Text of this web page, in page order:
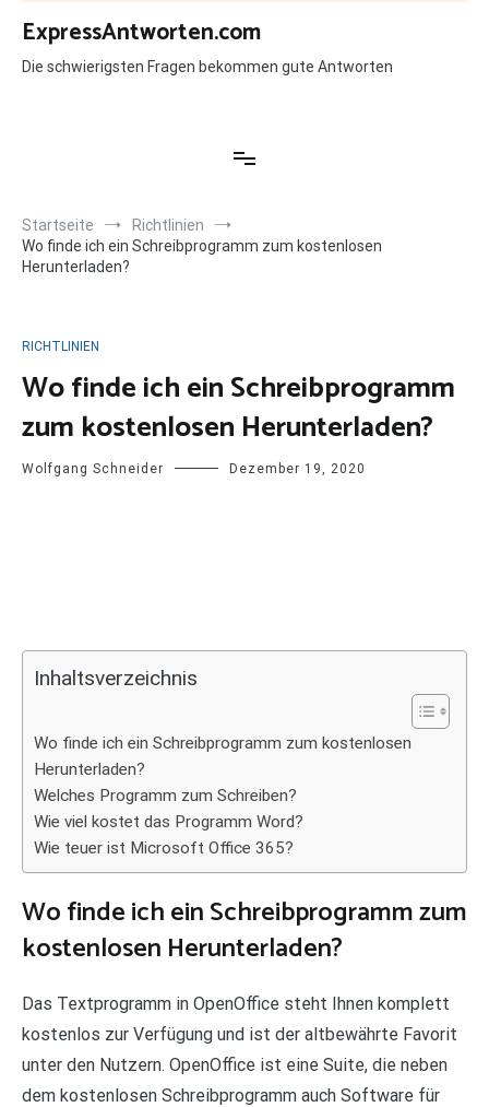
Zum
Inhalt
springen
ExpressAntworten.com
Die schwierigsten Fragen bekommen gute Antworten
Startseite
Richtlinien
Wo finde ich ein Schreibprogramm zum kostenlosen
Herunterladen?
RICHTLINIEN
Wo finde ich ein Schreibprogramm
zum kostenlosen Herunterladen?
Wolfgang Schneider Dezember 19, 2020
Inhaltsverzeichnis
Wo finde ich ein Schreibprogramm zum kostenlosen
Herunterladen?
Welches Programm zum Schreiben?
Wie viel kostet das Programm Word?
Wie teuer ist Microsoft Office 365?
Wo finde ich ein Schreibprogramm zum
kostenlosen Herunterladen?
Das Textprogramm in OpenOffice steht Ihnen komplett
kostenlos zur Verfügung und ist der altbewährte Favorit
unter den Nutzern. OpenOffice ist eine Suite, die neben
dem kostenlosen Schreibprogramm auch Software für